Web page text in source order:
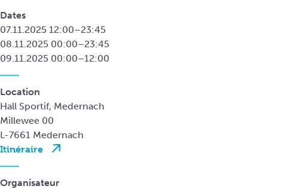
Dates
07.11.2025 12:00–23:45
08.11.2025 00:00–23:45
09.11.2025 00:00–12:00
Location
Hall Sportif, Medernach
Millewee 00
L-7661 Medernach
Itinéraire
Organisateur